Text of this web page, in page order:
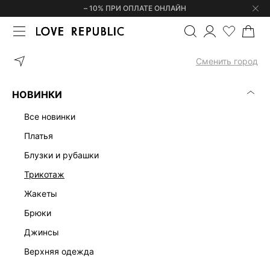
– 10% ПРИ ОПЛАТЕ ОНЛАЙН
Сменить город
НОВИНКИ
все новинки
платья
блузки и рубашки
трикотаж
жакеты
брюки
джинсы
верхняя одежда
ГЛАВНАЯ НИЖНЕЕ БЕЛЬЕ И ОДЕЖДА ДЛЯ ДОМА